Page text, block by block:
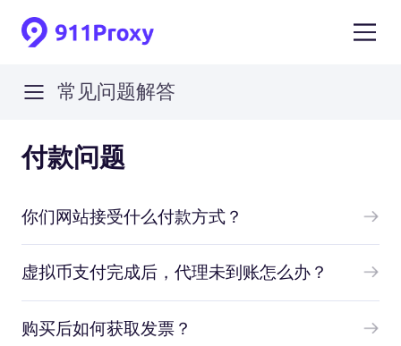
常见问题解答
付款问题
你们网站接受什么付款方式？
虚拟币支付完成后，代理未到账怎么办？
购买后如何获取发票？